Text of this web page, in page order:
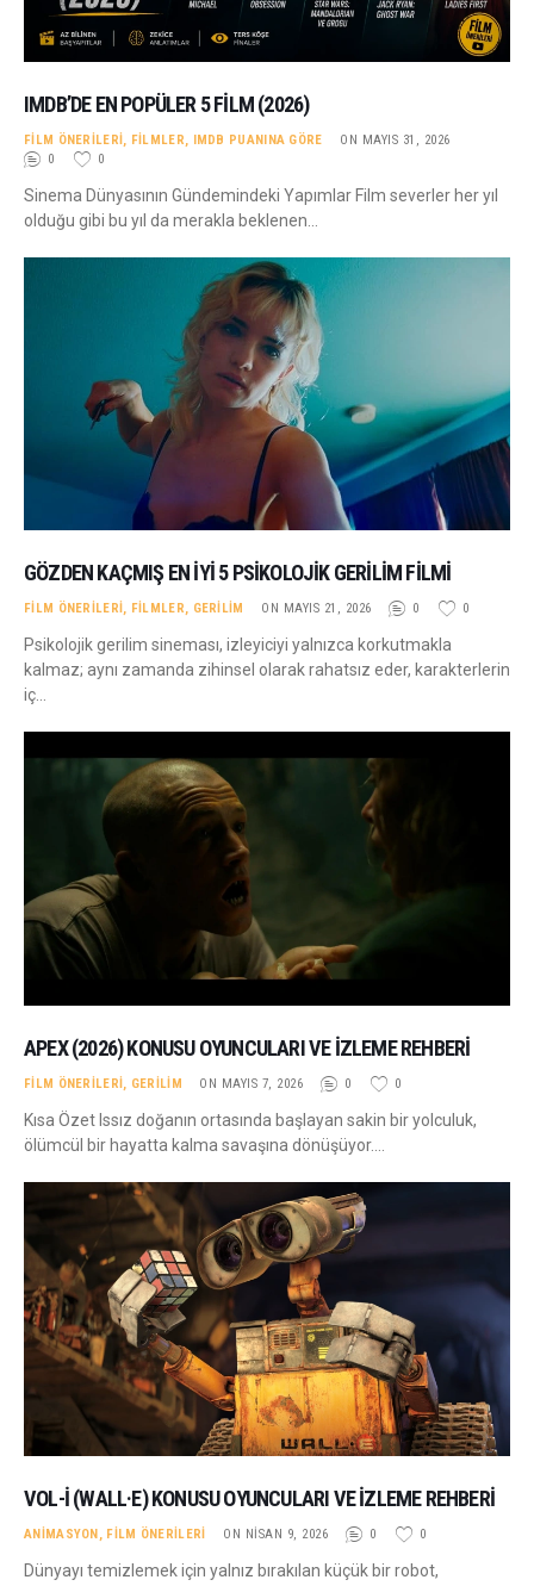
IMDB’DE EN POPÜLER 5 FILM (2026)
FILM ÖNERILERI, FILMLER, IMDB PUANINA GÖRE
ON MAYIS 31, 2026
0
0
Sinema Dünyasının Gündemindeki Yapımlar Film severler her yıl
olduğu gibi bu yıl da merakla beklenen…
GÖZDEN KAÇMIŞ EN İYI 5 PSIKOLOJIK GERILIM FILMI
FILM ÖNERILERI, FILMLER, GERILIM ON MAYIS 21, 2026 0 0
Psikolojik gerilim sineması, izleyiciyi yalnızca korkutmakla
kalmaz; aynı zamanda zihinsel olarak rahatsız eder, karakterlerin
iç…
APEX (2026) KONUSU OYUNCULARI VE İZLEME REHBERI
FILM ÖNERILERI, GERILIM ON MAYIS 7, 2026 0 0
Kısa Özet Issız doğanın ortasında başlayan sakin bir yolculuk,
ölümcül bir hayatta kalma savaşına dönüşüyor.…
VOL-İ (WALL·E) KONUSU OYUNCULARI VE İZLEME REHBERI
ANIMASYON , FILM ÖNERILERI ON NISAN 9, 2026 0 0
Dünyayı temizlemek için yalnız bırakılan küçük bir robot,